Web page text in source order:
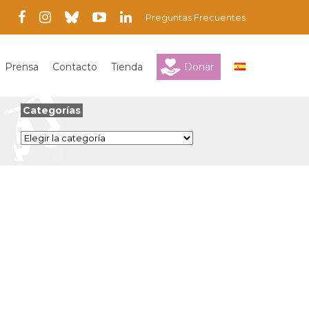
Preguntas Frecuentes
Prensa Contacto Tienda Donar
Categorías
Categorías